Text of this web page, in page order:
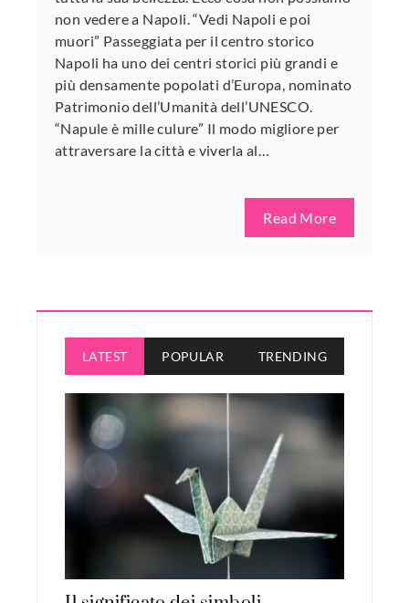
non vedere a Napoli. “Vedi Napoli e poi
muori” Passeggiata per il centro storico
Napoli ha uno dei centri storici più grandi e
più densamente popolati d’Europa, nominato
Patrimonio dell’Umanità dell’UNESCO.
“Napule è mille culure” Il modo migliore per
attraversare la città e viverla al…
Read More
LATEST POPULAR TRENDING